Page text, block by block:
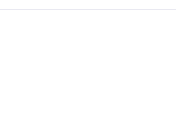
行服务监控，或者在微服务架构中每个服务